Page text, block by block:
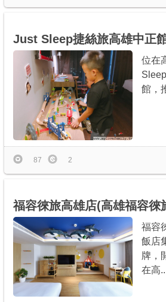
Just Sleep捷絲旅高雄中正
位在
館，
87 2
福容徠旅高雄店(高雄福容徠
福容
飯店
牌，
在高